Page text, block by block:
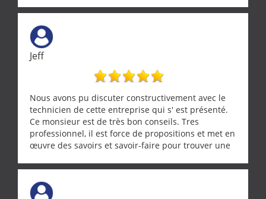
Jeff
Nous avons pu discuter constructivement avec le
technicien de cette entreprise qui s' est présenté.
Ce monsieur est de très bon conseils. Tres
professionnel, il est force de propositions et met en
œuvre des savoirs et savoir-faire pour trouver une
demande de l écoute et de la considération, ce qui
ne se trouve que chez les pationnés de leur métier.
Merci a ce monsieur pour sa disponibilité